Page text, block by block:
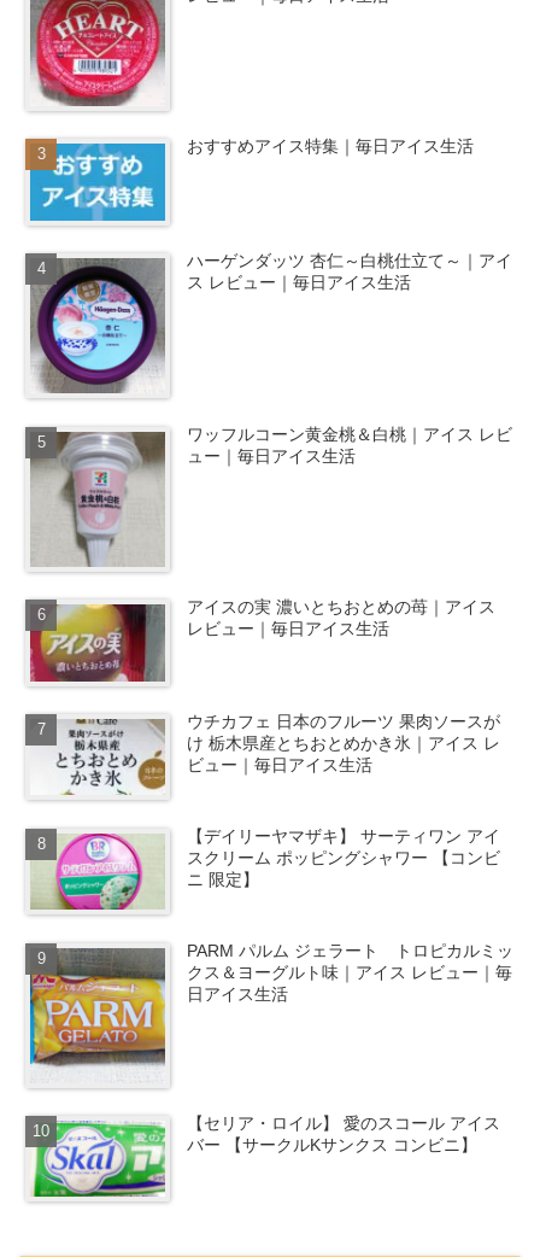
おすすめアイス特集｜毎日アイス生活
ハーゲンダッツ 杏仁～白桃仕立て～｜アイ
ス レビュー｜毎日アイス生活
ワッフルコーン黄金桃＆白桃｜アイス レビ
ュー｜毎日アイス生活
アイスの実 濃いとちおとめの苺｜アイス
レビュー｜毎日アイス生活
ウチカフェ 日本のフルーツ 果肉ソースが
け 栃木県産とちおとめかき氷｜アイス レ
ビュー｜毎日アイス生活
【デイリーヤマザキ】 サーティワン アイ
スクリーム ポッピングシャワー 【コンビ
ニ 限定】
PARM パルム ジェラート トロピカルミッ
クス＆ヨーグルト味｜アイス レビュー｜毎
日アイス生活
【セリア・ロイル】 愛のスコール アイス
バー 【サークルKサンクス コンビニ】